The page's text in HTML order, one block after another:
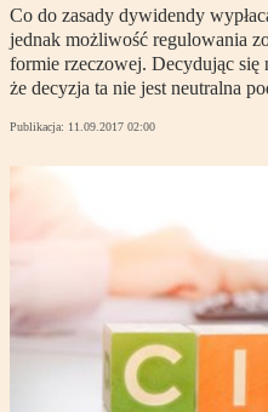
Co do zasady dywidendy
jednak możliwość regulowania
formie rzeczowej. Decydując się
że decyzja ta nie jest neutralna
Publikacja: 11.09.2017 02:00